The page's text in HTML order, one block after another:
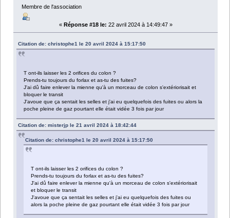
Membre de l'association
« Réponse #18 le: 22 avril 2024 à 14:49:47 »
Citation de: christophe1 le 20 avril 2024 à 15:17:50
T ont-ils laisser les 2 orifices du colon ?
Prends-tu toujours du forlax et as-tu des fuites?
J'ai dû faire enlever la mienne qu'à un morceau de colon s'extériorisait et
bloquer le transit
J'avoue que ça sentait les selles et j'ai eu quelquefois des fuites ou alors la
poche pleine de gaz pourtant elle était vidée 3 fois par jour
Citation de: misterjp le 21 avril 2024 à 18:42:44
Citation de: christophe1 le 20 avril 2024 à 15:17:50
T ont-ils laisser les 2 orifices du colon ?
Prends-tu toujours du forlax et as-tu des fuites?
J'ai dû faire enlever la mienne qu'à un morceau de colon s'extériorisait
et bloquer le transit
J'avoue que ça sentait les selles et j'ai eu quelquefois des fuites ou
alors la poche pleine de gaz pourtant elle était vidée 3 fois par jour